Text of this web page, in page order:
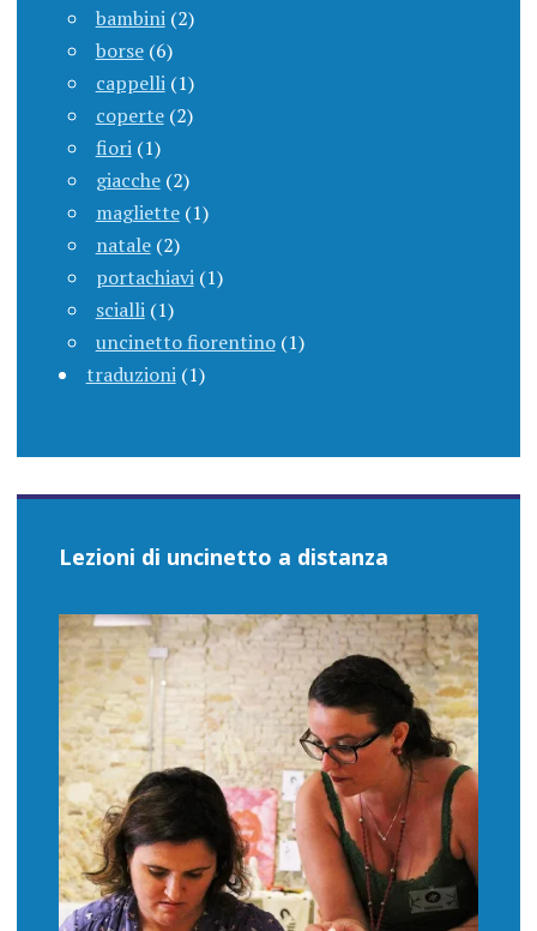
bambini (2)
borse (6)
cappelli (1)
coperte (2)
fiori (1)
giacche (2)
magliette (1)
natale (2)
portachiavi (1)
scialli (1)
uncinetto fiorentino (1)
traduzioni (1)
Lezioni di uncinetto a distanza